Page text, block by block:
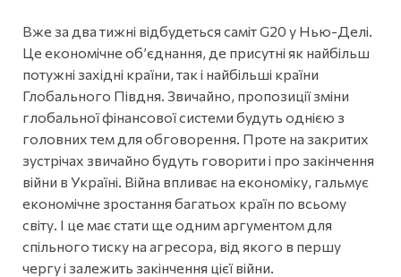
Вже за два тижні відбудеться саміт G20 у Нью-Делі.
Це економічне об’єднання, де присутні як найбільш
потужні західні країни, так і найбільші країни
Глобального Півдня. Звичайно, пропозиції зміни
глобальної фінансової системи будуть однією з
головних тем для обговорення. Проте на закритих
зустрічах звичайно будуть говорити і про закінчення
війни в Україні. Війна впливає на економіку, гальмує
економічне зростання багатьох країн по всьому
світу. І це має стати ще одним аргументом для
спільного тиску на агресора, від якого в першу
чергу і залежить закінчення цієї війни.